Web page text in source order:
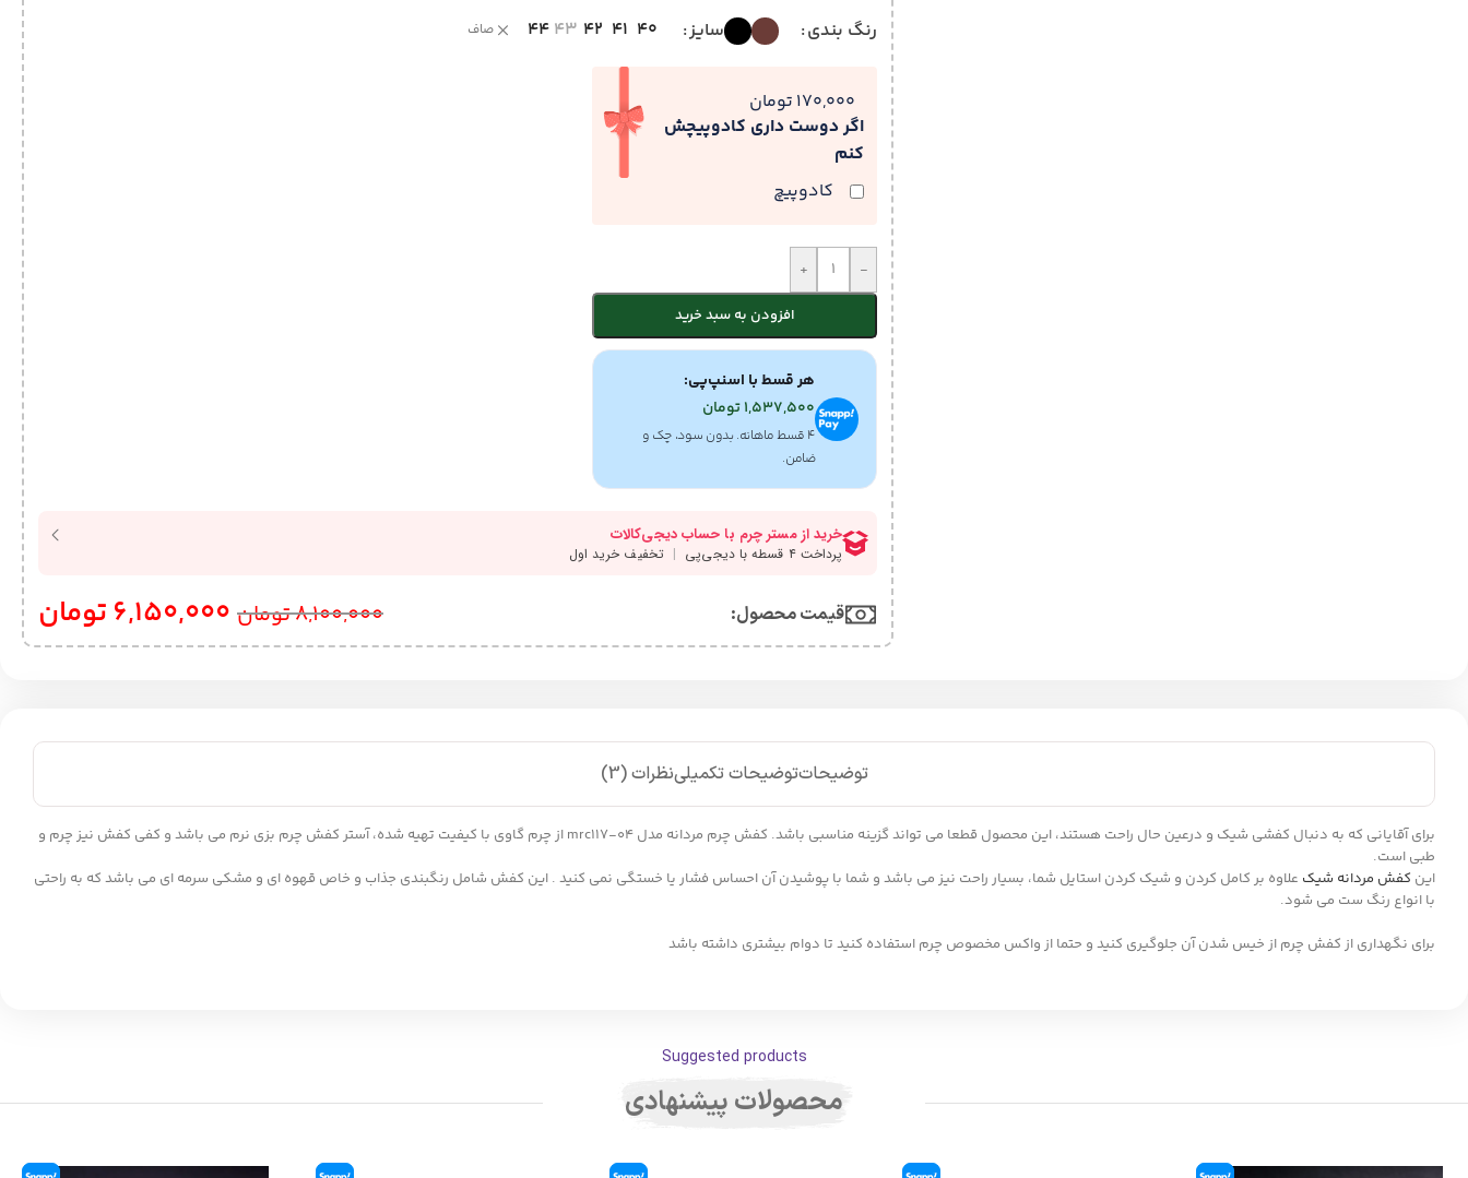
رنگ بندی سایز 40
41
42
43
44 صاف
اگر دوست داری کادوپیچش
کنم
کادوپیچ
170,000 تومان
-
+
افزودن به سبد خرید
هر قسط با اسنپ‌پی:
1,537,500تومان
۴ قسط ماهانه. بدون سود، چک و
ضامن.
قیمت محصول:​ 8,100,000تومان 6,150,000 تومان
توضیحاتتوضیحات تکمیلینظرات (3)
برای آقایانی که به دنبال کفشی شیک و درعین حال راحت هستند، این محصول قطعا می تواند گزینه مناسبی باشد. کفش چرم مردانه مدل mrc117-04 از چرم گاوی با کیفیت تهیه شده، آستر کفش چرم بزی نرم می باشد و کفی کفش نیز چرم و
طبی است.
این کفش مردانه شیک علاوه بر کامل کردن و شیک کردن استایل شما، بسیار راحت نیز می باشد و شما با پوشیدن آن احساس فشار یا خستگی نمی کنید . این کفش شامل رنگبندی جذاب و خاص قهوه ای و مشکی سرمه ای می باشد که به راحتی
با انواع رنگ ست می شود.
برای نگهداری از کفش چرم از خیس شدن آن جلوگیری کنید و حتما از واکس مخصوص چرم استفاده کنید تا دوام بیشتری داشته باشد
Suggested products
محصولات پیشنهادی